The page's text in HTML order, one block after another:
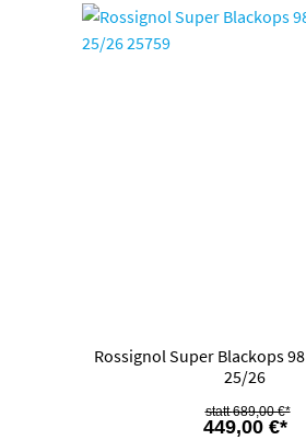
Rossignol Super Blackops
25/26
449,00 €*
689,00 €*